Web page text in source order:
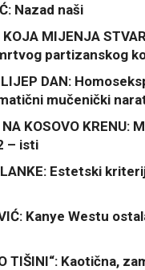
Nazad naši
KOJA MIJENJA
partizanskog
LIJEP DAN:
mučenički
KOSOVO KRENU:
– isti
Estetski
Kanye Westu
TIŠINI“: Kaotična,